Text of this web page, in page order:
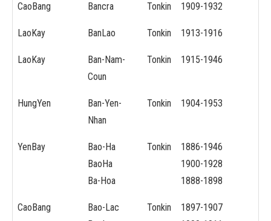
CaoBang Bancra Tonkin 1909-1932
LaoKay BanLao Tonkin 1913-1916
LaoKay
Ban-Nam-
Coun
Tonkin 1915-1946
HungYen
Ban-Yen-
Nhan
Tonkin 1904-1953
YenBay
Bao-Ha
BaoHa
Ba-Hoa
Tonkin
1886-1946
1900-1928
1888-1898
CaoBang
Bao-Lac
Tonkin
1897-1907